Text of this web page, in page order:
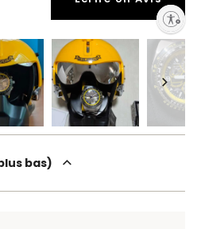
Enable accessibility
bas